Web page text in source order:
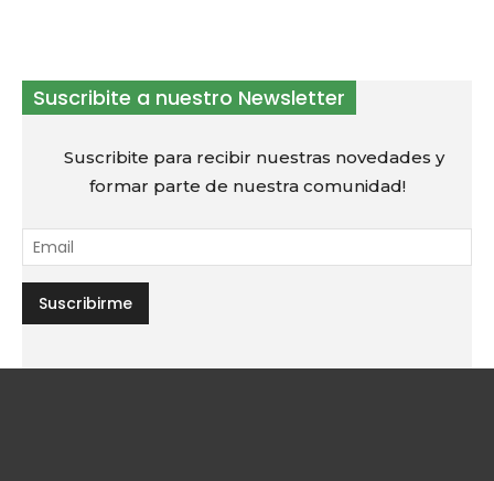
Suscribite a nuestro Newsletter
Suscribite para recibir nuestras novedades y
formar parte de nuestra comunidad!